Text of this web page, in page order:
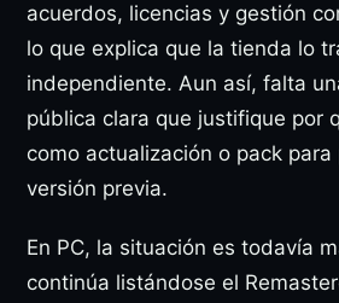
acuerdos, licencias y gestión
lo que explica que la tienda lo
independiente. Aun así, falta
pública clara que justifique por
como actualización o pack
versión previa.
En PC, la situación es todavía
continúa listándose el